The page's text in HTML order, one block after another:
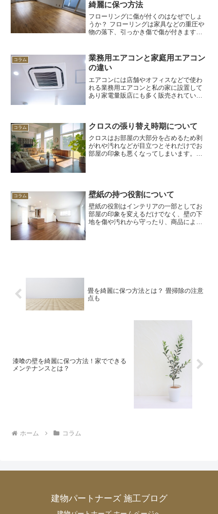
綺麗に保つ方法
フローリングに傷が付くのはなぜでしょ
うか？ フローリングは家具などの重圧や
物の落下、引っかき傷で傷が付きます。
対策をご紹介します。ぜひこの記事を参
考にして、フローリング...
コラム
業務用エアコンと家庭用エアコン
の違い
エアコンには店舗やオフィスなどで使わ
れる業務用エアコンと私の家に設置して
あり家電量販店にも多く販売されている
は？「業務用エアコン」とは...
コラム クロスの張り替え時期について
クロスはお部屋の大部分を占めるため剥
がれや汚れなどが目立つとそれだけでお
部屋の印象も悪くなってしまいます。こ
コラム 壁紙の持つ役割について
壁紙の役割はインテリアの一部としてお
部屋の印象を変えるだけでなく、壁の下
地を傷や汚れから守ったり、商品によっ
畳を綺麗に保つ方法とは？ 畳掃除の注意
点も
漆喰の壁を綺麗に保つ方法！家でできる
メンテナンスとは？
ホーム コラム
建物パートナーズ 施工ブログ